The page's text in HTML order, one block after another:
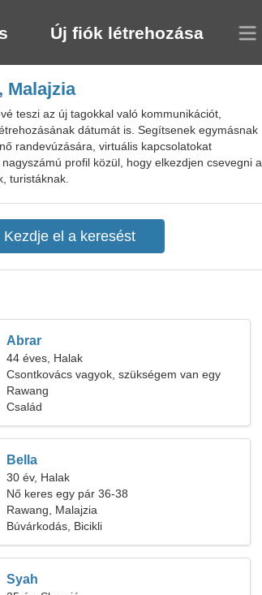
Új fiók létrehozása
Malajzia
teszi az új tagokkal való kommunikációt,
dátumát is. Segítsenek egymásnak
randevúzására, virtuális kapcsolatokat
profil közül, hogy elkezdjen csevegni a
turistáknak.
Abrar
44 éves, Halak
Csontkovács vagyok, szükségem van egy
érzéki nőre
Rawang
Család
Bella
30 év, Halak
Nő keres egy pár 36-38
Rawang, Malajzia
Búvárkodás, Bicikli
Syah